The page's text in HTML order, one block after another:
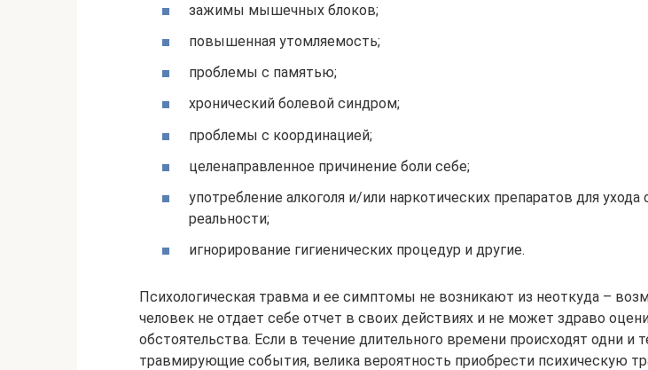
зажимы мышечных блоков;
повышенная утомляемость;
проблемы с памятью;
хронический болевой синдром;
проблемы с координацией;
целенаправленное причинение боли себе;
употребление алкоголя и/или наркотических препаратов для ухода
реальности;
игнорирование гигиенических процедур и другие.
Психологическая травма и ее симптомы не возникают из неоткуда –
человек не отдает себе отчет в своих действиях и не может здраво
обстоятельства. Если в течение длительного времени происходят одни и
травмирующие события, велика вероятность приобрести психическую